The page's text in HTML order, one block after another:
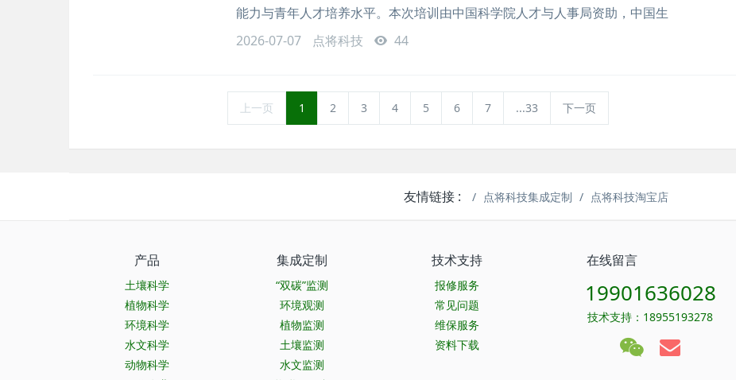
能力与青年人才培养水平。本次培训由中国科学院人才与人事局资助，中国生
2026-07-07
点将科技 44
上一页 1 2 3 4 5 6 7 ...33 下一页
友情链接 : 点将科技集成定制 点将科技淘宝店
产品
土壤科学
植物科学
环境科学
水文科学
动物科学
集成定制
“双碳”监测
环境观测
植物监测
土壤监测
水文监测
技术支持
报修服务
常见问题
维保服务
资料下载
在线留言
19901636028
技术支持：18955193278